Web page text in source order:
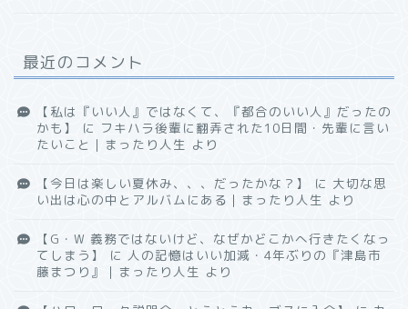
最近のコメント
【私は『いい人』ではなくて、『都合のいい人』だったの
かも】
に フキハラ後輩に翻弄された10日間・先輩に言い
たいこと｜まったり人生 より
【今日は楽しい夏休み、、、だったかな？】 に 大切な思
い出は心の中とアルバムにある｜まったり人生 より
【G・W 義務ではないけど、なぜかどこかへ行きたくなっ
てしまう】
に 人の記憶はいい加減・4年ぶりの『津島市
藤まつり』｜まったり人生 より